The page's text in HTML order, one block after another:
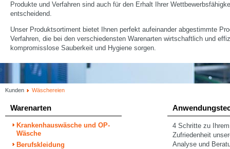
Produkte und Verfahren sind auch für den Erhalt Ihrer
entscheidend.
Unser Produktsortiment bietet Ihnen perfekt aufeinander abgestimmte
Verfahren, die bei den verschiedensten Warenarten wirtschaftlich und
kompromisslose Sauberkeit und Hygiene sorgen.
Kunden Wäschereien
Warenarten
Krankenhauswäsche und OP-
Wäsche
Berufskleidung
4 Schritte zu
Zufriedenheit
Analyse und